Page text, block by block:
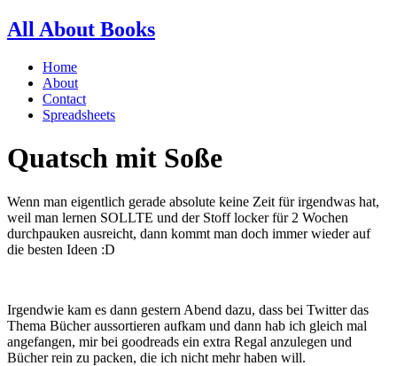
All About Books
Home
About
Contact
Spreadsheets
Quatsch mit Soße
Wenn man eigentlich gerade absolute keine Zeit für irgendwas hat,
weil man lernen SOLLTE und der Stoff locker für 2 Wochen
durchpauken ausreicht, dann kommt man doch immer wieder auf
die besten Ideen :D
Irgendwie kam es dann gestern Abend dazu, dass bei Twitter das
Thema Bücher aussortieren aufkam und dann hab ich gleich mal
angefangen, mir bei goodreads ein extra Regal anzulegen und
Bücher rein zu packen, die ich nicht mehr haben will.